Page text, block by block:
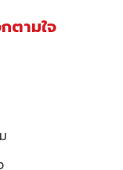
ตามใจ